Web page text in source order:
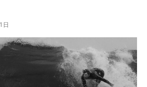
日